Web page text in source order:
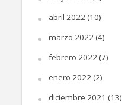
abril 2022(10)
marzo 2022(4)
febrero 2022(7)
enero 2022(2)
diciembre 2021 (13)